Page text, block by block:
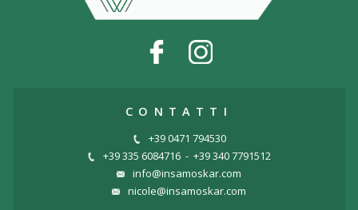
CONTATTI
+39 0471 794530
+39 335 6084716 - +39 340 7791512
info@insamoskar.com
nicole@insamoskar.com